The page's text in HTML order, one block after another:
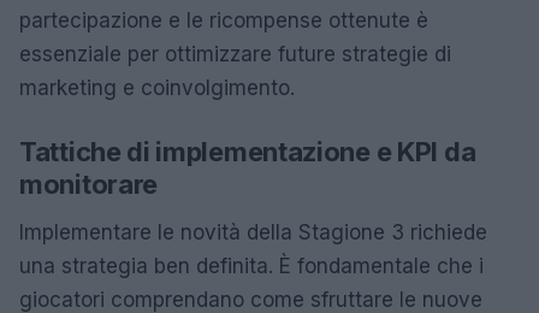
partecipazione e le ricompense ottenute è
essenziale per ottimizzare future strategie di
marketing e coinvolgimento.
Tattiche di implementazione e KPI da
monitorare
Implementare le novità della Stagione 3 richiede
una strategia ben definita. È fondamentale che i
giocatori comprendano come sfruttare le nuove